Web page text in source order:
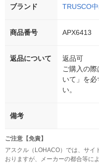
ブランド TRUSCO
商品番号 APX6413
返品について
返品可
ご購入の
いて」を必
い。
備考
ご注意【免責】
アスクル（LOHACO）では、サイ
おりますが、メーカーの都合等に